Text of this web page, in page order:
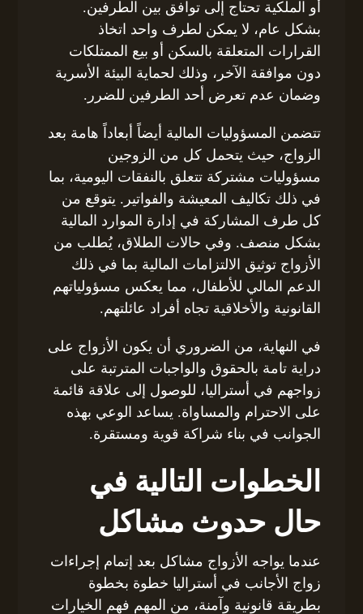
أو الملكية تحتاج إلى توافق بين الطرفين.
بشكل عام، لا يمكن لطرف واحد اتخاذ
القرارات المتعلقة بالسكن أو بيع الممتلكات
دون موافقة الآخر، وذلك لحماية البيئة الأسرية
وضمان عدم تعرض أحد الطرفين للضرر.
تتضمن المسؤوليات المالية أيضاً أبعاداً هامة بعد
الزواج، حيث يتحمل كل من الزوجين
مسؤوليات مشتركة تتعلق بالنفقات اليومية، بما
في ذلك تكاليف المعيشة والفواتير. يتوقع من
كل طرف المشاركة في إدارة الموارد المالية
بشكل منصف. وفي حالات الطلاق، يُطلب من
الأزواج توثيق الالتزامات المالية بما في ذلك
الدعم المالي للأطفال، مما يعكس مسؤولياتهم
القانونية والأخلاقية تجاه أفراد عائلتهم.
في النهاية، من الضروري أن يكون الأزواج على
دراية تامة بالحقوق والواجبات المترتبة على
زواجهم في أستراليا، للوصول إلى علاقة قائمة
على الاحترام والمساواة. يساعد الوعي بهذه
الجوانب في بناء شراكة قوية ومستقرة.
الخطوات التالية في
حال حدوث مشاكل
عندما يواجه الأزواج مشاكل بعد إتمام إجراءات
زواج الأجانب في أستراليا خطوة بخطوة
بطريقة قانونية وآمنة، من المهم فهم الخيارات